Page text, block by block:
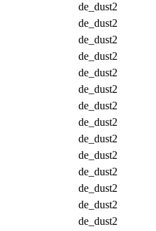
de_dust2
de_dust2
de_dust2
de_dust2
de_dust2
de_dust2
de_dust2
de_dust2
de_dust2
de_dust2
de_dust2
de_dust2
de_dust2
de_dust2